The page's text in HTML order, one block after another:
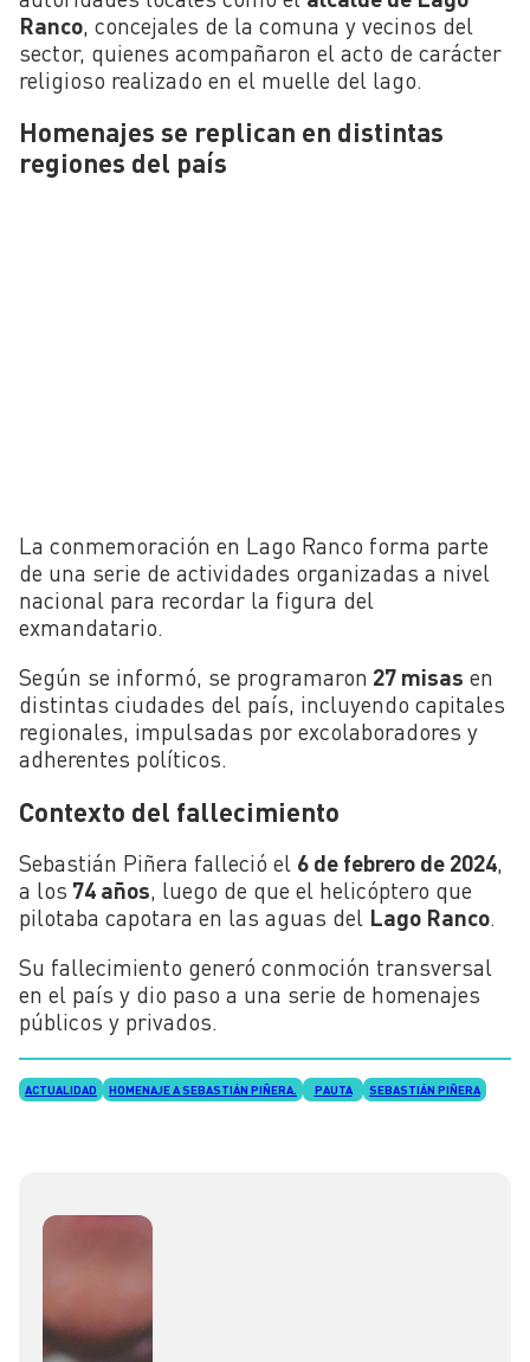
Ranco, concejales de la comuna y vecinos del
sector, quienes acompañaron el acto de carácter
religioso realizado en el muelle del lago.
Homenajes se replican en distintas
regiones del país
La conmemoración en Lago Ranco forma parte
de una serie de actividades organizadas a nivel
nacional para recordar la figura del
exmandatario.
Según se informó, se programaron 27 misas en
distintas ciudades del país, incluyendo capitales
regionales, impulsadas por excolaboradores y
adherentes políticos.
Contexto del fallecimiento
Sebastián Piñera falleció el 6 de febrero de 2024,
a los 74 años, luego de que el helicóptero que
pilotaba capotara en las aguas del Lago Ranco.
Su fallecimiento generó conmoción transversal
en el país y dio paso a una serie de homenajes
públicos y privados.
ACTUALIDAD HOMENAJE A SEBASTIÁN PIÑERA. PAUTA SEBASTIÁN PIÑERA